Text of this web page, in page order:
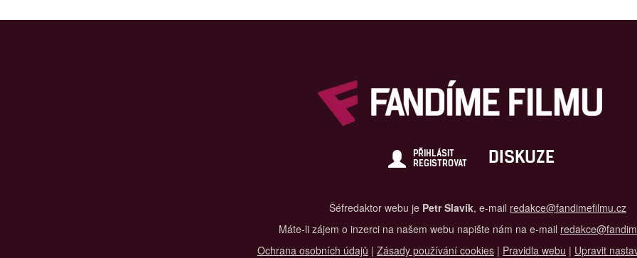
PŘIHLÁSIT
REGISTROVAT
DISKUZE
Šéfredaktor webu je Petr Slavík, e-mail redakce@fandimefilmu.cz
Máte-li zájem o inzerci na našem webu napište nám na e-mail
Ochrana osobních údajů | Zásady používání cookies | Pravidla webu | Upravit